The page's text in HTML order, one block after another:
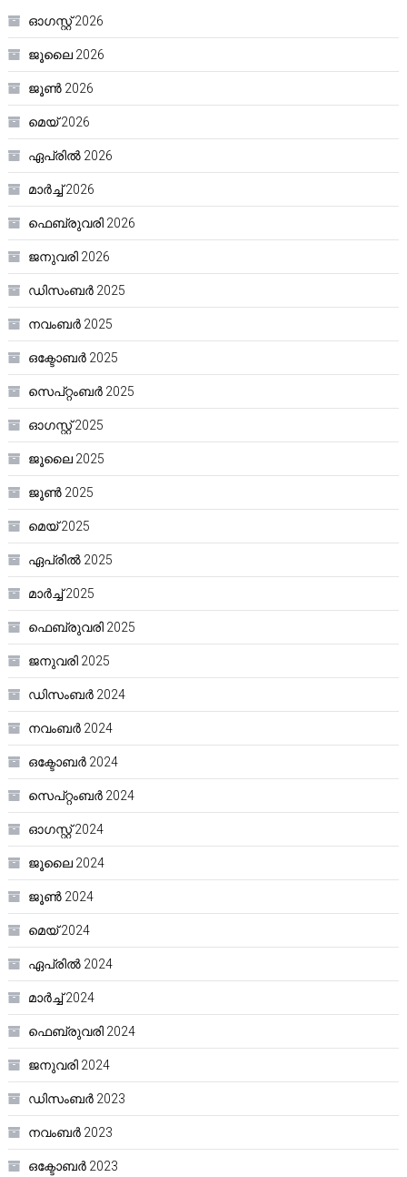
ഓഗസ്റ്റ്‌ 2026
ജൂലൈ 2026
ജൂൺ 2026
മെയ്‌ 2026
ഏപ്രിൽ 2026
മാർച്ച്‌ 2026
ഫെബ്രുവരി 2026
ജനുവരി 2026
ഡിസംബർ 2025
നവംബർ 2025
ഒക്ടോബർ 2025
സെപ്റ്റംബർ 2025
ഓഗസ്റ്റ്‌ 2025
ജൂലൈ 2025
ജൂൺ 2025
മെയ്‌ 2025
ഏപ്രിൽ 2025
മാർച്ച്‌ 2025
ഫെബ്രുവരി 2025
ജനുവരി 2025
ഡിസംബർ 2024
നവംബർ 2024
ഒക്ടോബർ 2024
സെപ്റ്റംബർ 2024
ഓഗസ്റ്റ്‌ 2024
ജൂലൈ 2024
ജൂൺ 2024
മെയ്‌ 2024
ഏപ്രിൽ 2024
മാർച്ച്‌ 2024
ഫെബ്രുവരി 2024
ജനുവരി 2024
ഡിസംബർ 2023
നവംബർ 2023
ഒക്ടോബർ 2023